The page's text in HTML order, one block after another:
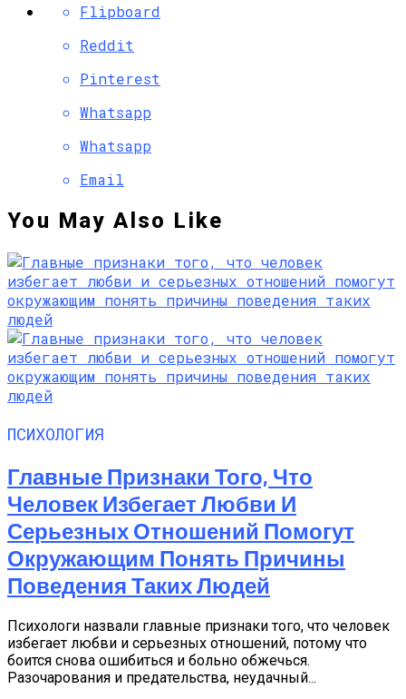
Flipboard
Reddit
Pinterest
Whatsapp
Whatsapp
Email
You May Also Like
ПСИХОЛОГИЯ
Главные Признаки Того, Что
Человек Избегает Любви И
Серьезных Отношений Помогут
Окружающим Понять Причины
Поведения Таких Людей
Психологи назвали главные признаки того, что человек
избегает любви и серьезных отношений, потому что
боится снова ошибиться и больно обжечься.
Разочарования и предательства, неудачный...